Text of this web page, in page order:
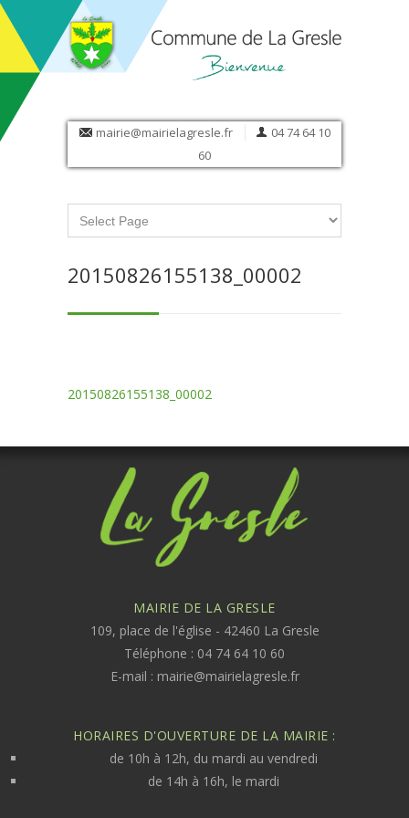
mairie@mairielagresle.fr
04 74 64 10
60
20150826155138_00002
20150826155138_00002
MAIRIE DE LA GRESLE
109, place de l'église - 42460 La Gresle
Téléphone : 04 74 64 10 60
E-mail : mairie@mairielagresle.fr
HORAIRES D'OUVERTURE DE LA MAIRIE :
de 10h à 12h, du mardi au vendredi
de 14h à 16h, le mardi